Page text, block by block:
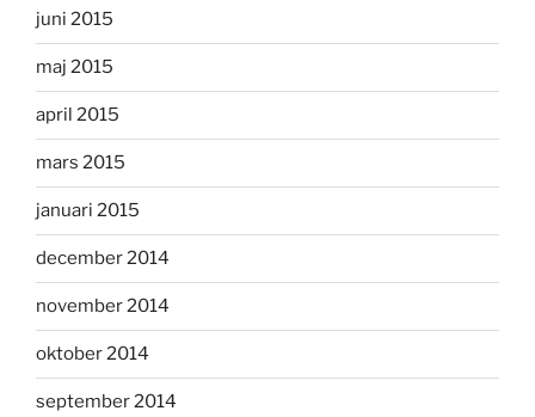
juni 2015
maj 2015
april 2015
mars 2015
januari 2015
december 2014
november 2014
oktober 2014
september 2014